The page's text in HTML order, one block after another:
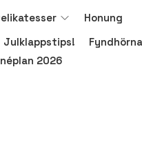
Honung
Julklappstips!
2026